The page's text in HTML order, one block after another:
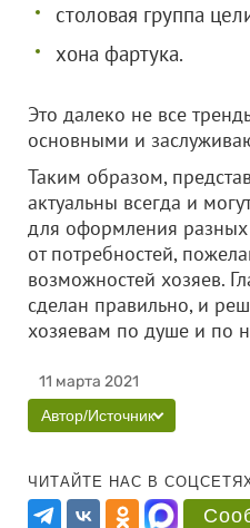
столовая группа
хона фартука.
Это далеко не все
основными и
Таким образом,
актуальны всегда и
для оформления разных
от потребностей,
возможностей хозяев.
сделан правильно, и
хозяевам по душе и
11 марта 2021
Автор/Источник
ЧИТАЙТЕ НАС В